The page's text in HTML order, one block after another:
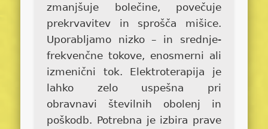
zmanjšuje bolečine, povečuje
prekrvavitev in sprošča mišice.
Uporabljamo nizko – in srednje-
frekvenčne tokove, enosmerni ali
izmenični tok. Elektroterapija je
lahko zelo uspešna pri
obravnavi številnih obolenj in
poškodb. Potrebna je izbira prave